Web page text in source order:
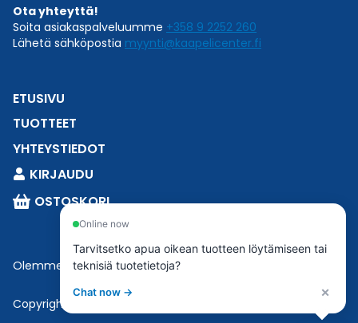
Ota yhteyttä!
Soita asiakaspalveluumme +358 9 2252 260
Lähetä sähköpostia myynti@kaapelicenter.fi
ETUSIVU
TUOTTEET
YHTEYSTIEDOT
KIRJAUDU
OSTOSKORI
Olemme osaEsbeconia.
Copyright © 2023 Esbecon | All Rights Reserved
Online now
Tarvitsetko apua oikean tuotteen löytämiseen tai
teknisiä tuotetietoja?
Chat now → ×